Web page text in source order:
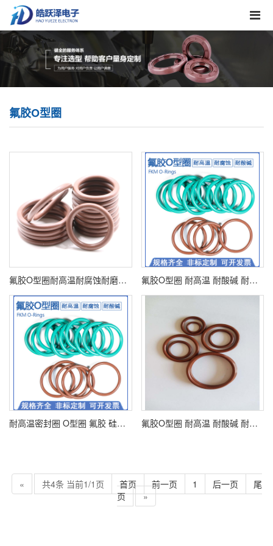
氟胶O型圈
氟胶O型圈耐高温耐腐蚀耐磨规格齐全种类多量大优惠 氟胶O型圈 耐高温 耐酸碱 耐腐蚀 规格齐全
耐高温密封圈 O型圈 氟胶 硅胶 三元乙丙全氟醚 氟胶O型圈 耐高温 耐酸碱 耐腐蚀 硅胶 丁腈 三元乙丙 全氟醚规格齐全
« 共4条 当前1/1页 首页 前一页 1 后一页
尾
页
»